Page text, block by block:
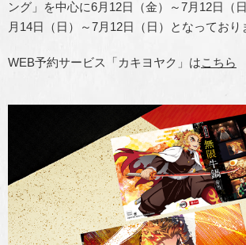
ング」を中心に6月12日（金）～7月12日（
月14日（日）～7月12日（日）となっており
WEB予約サービス「カキヨヤク」はこちら